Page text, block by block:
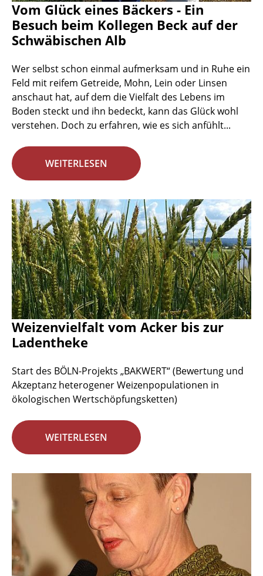
Vom Glück eines Bäckers - Ein
Besuch beim Kollegen Beck auf der
Schwäbischen Alb
Wer selbst schon einmal aufmerksam und in Ruhe ein
Feld mit reifem Getreide, Mohn, Lein oder Linsen
anschaut hat, auf dem die Vielfalt des Lebens im
Boden steckt und ihn bedeckt, kann das Glück wohl
verstehen. Doch zu erfahren, wie es sich anfühlt...
WEITERLESEN
Weizenvielfalt vom Acker bis zur
Ladentheke
Start des BÖLN-Projekts „BAKWERT“ (Bewertung und
Akzeptanz heterogener Weizenpopulationen in
ökologischen Wertschöpfungsketten)
WEITERLESEN